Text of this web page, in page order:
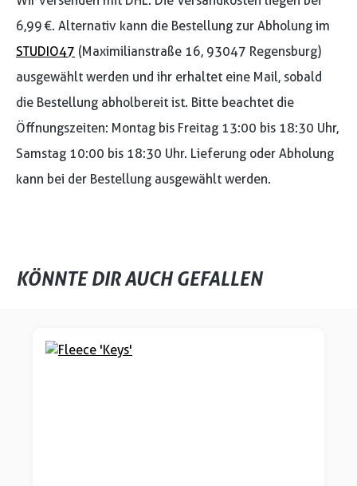
6,99 €. Alternativ kann die Bestellung zur Abholung im
STUDIO47 (Maximilianstraße 16, 93047 Regensburg)
ausgewählt werden und ihr erhaltet eine Mail, sobald
die Bestellung abholbereit ist. Bitte beachtet die
Öffnungszeiten: Montag bis Freitag 13:00 bis 18:30 Uhr,
Samstag 10:00 bis 18:30 Uhr. Lieferung oder Abholung
kann bei der Bestellung ausgewählt werden.
KÖNNTE DIR AUCH GEFALLEN